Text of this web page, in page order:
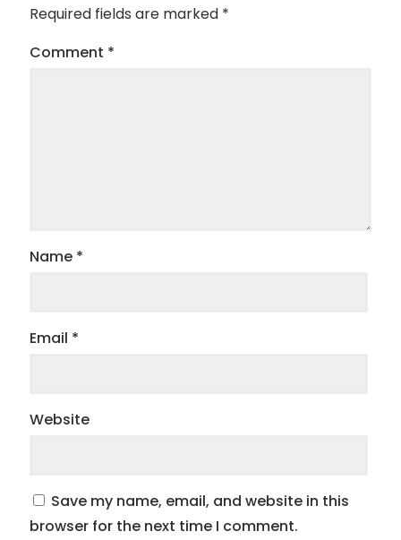
Required fields are marked *
Comment *
Name *
Email *
Website
Save my name, email, and website in this
browser for the next time I comment.